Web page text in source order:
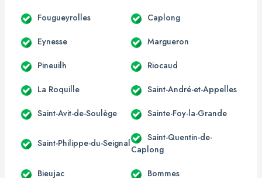
Fougueyrolles Caplong
Eynesse Margueron
Pineuilh Riocaud
La Roquille Saint-André-et-Appelles
Saint-Avit-de-Soulège Sainte-Foy-la-Grande
Saint-Philippe-du-Seignal
Saint-Quentin-de-
Caplong
Bieujac Bommes